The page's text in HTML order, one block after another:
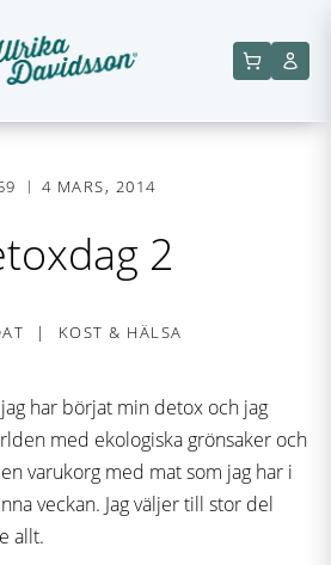
4 MARS, 2014
2
KOST & HÄLSA
har börjat min detox och jag
med ekologiska grönsaker och
varukorg med mat som jag har i
veckan. Jag väljer till stor del
allt.